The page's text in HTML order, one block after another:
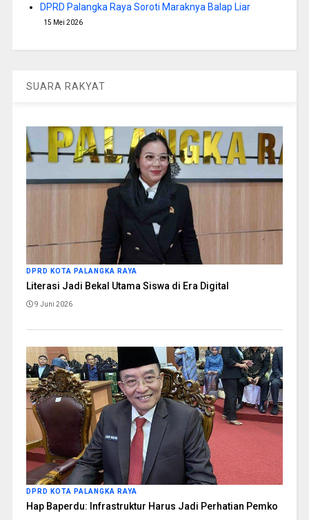
DPRD Palangka Raya Soroti Maraknya Balap Liar
15 Mei 2026
SUARA RAKYAT
DPRD KOTA PALANGKA RAYA
Literasi Jadi Bekal Utama Siswa di Era Digital
9 Juni 2026
DPRD KOTA PALANGKA RAYA
Hap Baperdu: Infrastruktur Harus Jadi Perhatian Pemko